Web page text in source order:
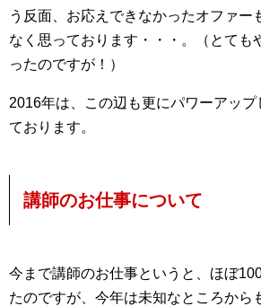
う反面、お応えできなかったオファー
なく思っております・・・。（とても
ったのですが！）
2016年は、この辺も更にパワーアップ
ております。
講師のお仕事について
今まで講師のお仕事というと、ほぼ
たのですが、今年は未知なところから